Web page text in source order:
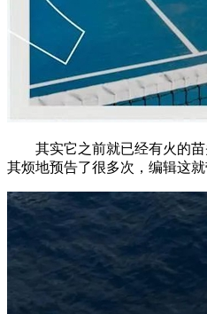
其实它之前就已经有火的苗
其烦地预告了很多次，编辑这就